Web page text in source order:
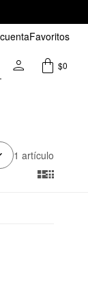
Favoritos
$0
1 artículo
